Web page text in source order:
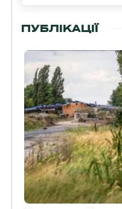
ПУБЛІКАЦІЇ